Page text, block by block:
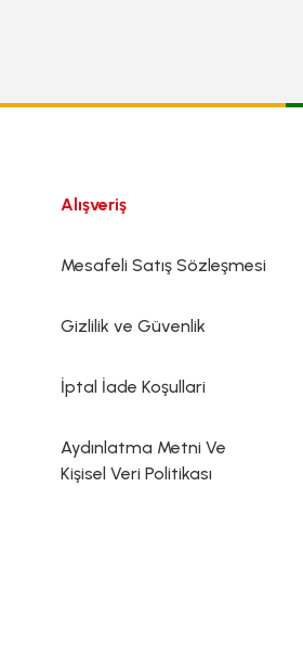
Alışveriş
Mesafeli Satış Sözleşmesi
Gizlilik ve Güvenlik
İptal İade Koşullari
Aydınlatma Metni Ve
Kişisel Veri Politikası